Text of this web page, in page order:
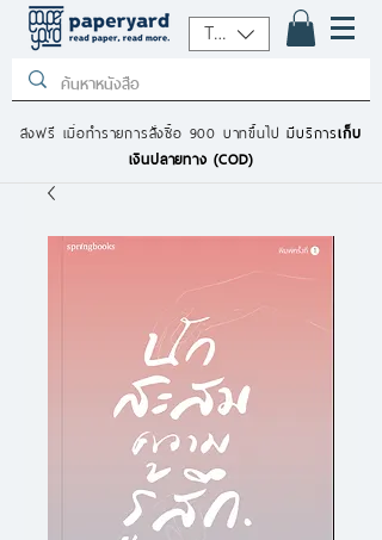
THB (฿)
ส่งฟรี เมื่อทำรายการสั่งซื้อ 900 บาทขึ้นไปมีบริการเก็บ
เงินปลายทาง (COD)